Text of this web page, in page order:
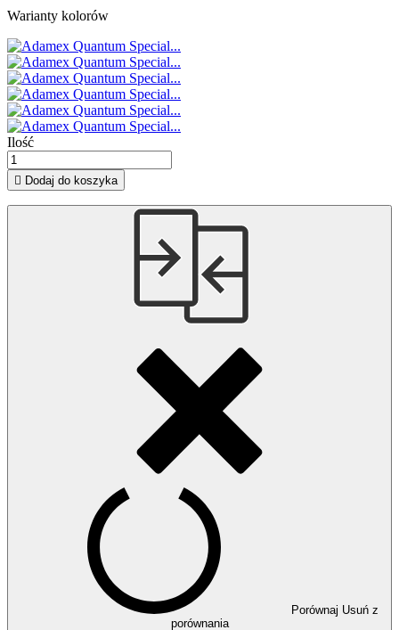
Warianty kolorów
Ilość
 Dodaj do koszyka
Porównaj Usuń z
porównania